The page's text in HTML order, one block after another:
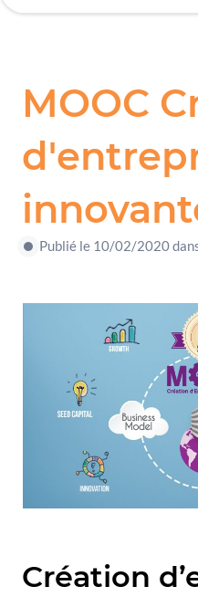
MOOC
Publié le 10/02/2020
Création